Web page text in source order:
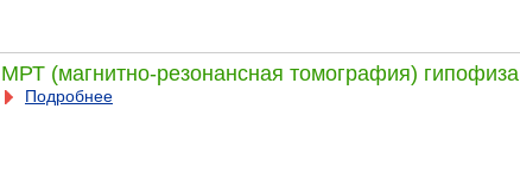
МРТ (магнитно-резонансная томография) гипофиза
Подробнее